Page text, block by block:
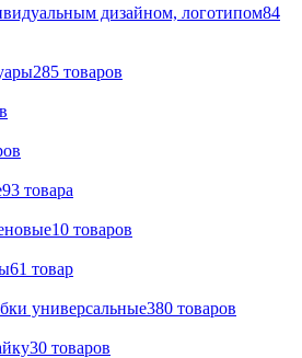
дизайном, логотипом84
285 товаров
93 товара
10 товаров
61 товар
универсальные380 товаров
30 товаров